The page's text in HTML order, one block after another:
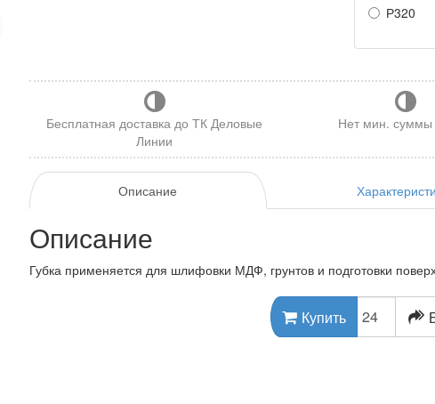
Р320
Бесплатная доставка до ТК Деловые
Линии
Нет мин. суммы
Описание
Описание
Губка применяется для шлифовки МДФ, грунтов и подготовки
Купить